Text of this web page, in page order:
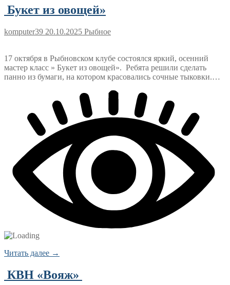
Букет из овощей»
komputer39 20.10.2025 Рыбное
17 октября в Рыбновском клубе состоялся яркий, осенний
мастер класс » Букет из овощей». Ребята решили сделать
панно из бумаги, на котором красовались сочные тыковки.…
Читать далее →
КВН «Вояж»